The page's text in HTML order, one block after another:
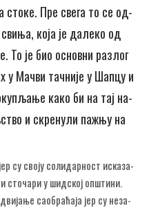
сто­ке. Пре све­га то се од­
ко­ја је да­ле­ко од
То је био основ­ни раз­лог
у Ма­чви тач­ни­је у Шап­цу и
ка­ко би на тај на­
и скре­ну­ли па­жњу на
су сво­ју со­ли­дар­ност ис­ка­за­
сто­ча­ри у шид­ској оп­шти­ни.
са­о­бра­ћа­ја јер су не­за­